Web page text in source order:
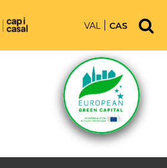
VAL CAS